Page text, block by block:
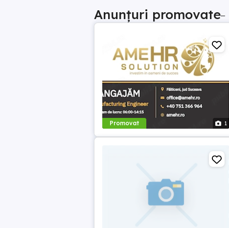
Anunțuri promovate–
Promovat 1